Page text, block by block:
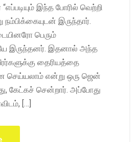
இந்த போரில் வெற்றி
நம்பிக்கையுடன் இருந்தார்.
பெரும்
இருந்தனர். இதனால் அந்த
தைரியத்தை
என்று ஒரு ஜென்
கேட்கச் சென்றார். அப்போது
[…]